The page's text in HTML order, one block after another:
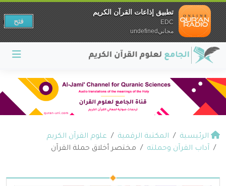
الرئيسية المكتبة الرقمية
علوم القرآن الكريم
آداب القرآن وحملته
مختصر أخلاق حملة القرآن
تطبيق إذاعات القرآن الكريم
EDC
مجانيundefined
فتح